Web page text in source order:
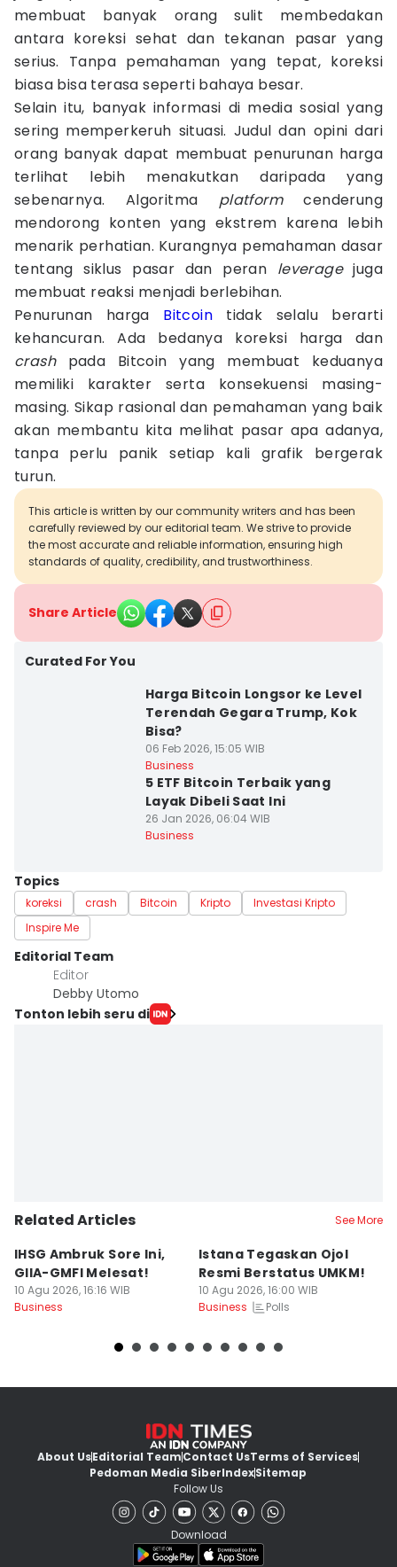
membuat banyak orang sulit membedakan
antara koreksi sehat dan tekanan pasar yang
serius. Tanpa pemahaman yang tepat, koreksi
biasa bisa terasa seperti bahaya besar.
Selain itu, banyak informasi di media sosial yang
sering memperkeruh situasi. Judul dan opini dari
orang banyak dapat membuat penurunan harga
terlihat lebih menakutkan daripada yang
sebenarnya. Algoritma platformcenderung
mendorong konten yang ekstrem karena lebih
menarik perhatian. Kurangnya pemahaman dasar
tentang siklus pasar dan peran leveragejuga
membuat reaksi menjadi berlebihan.
Penurunan harga Bitcointidak selalu berarti
kehancuran. Ada bedanya koreksi harga dan
crash pada Bitcoin yang membuat keduanya
memiliki karakter serta konsekuensi masing-
masing. Sikap rasional dan pemahaman yang baik
akan membantu kita melihat pasar apa adanya,
tanpa perlu panik setiap kali grafik bergerak
turun.
This article is written by our community writers and has been
carefully reviewed by our editorial team. We strive to provide
the most accurate and reliable information, ensuring high
standards of quality, credibility, and trustworthiness.
Share Article
Curated For You
Harga Bitcoin Longsor ke Level
Terendah Gegara Trump, Kok
Bisa?
06 Feb 2026, 15:05 WIB
Business
5 ETF Bitcoin Terbaik yang
Layak Dibeli Saat Ini
26 Jan 2026, 06:04 WIB
Business
Topics
koreksi crash Bitcoin Kripto
Investasi Kripto
Inspire Me
Editorial Team
Editor
Debby Utomo
Tonton lebih seru di
Related Articles See More
IHSG Ambruk Sore Ini,
GIIA-GMFI Melesat!
10 Agu 2026, 16:16 WIB
Business
Istana Tegaskan Ojol
Resmi Berstatus UMKM!
10 Agu 2026, 16:00 WIB
Business
Polls
About UsEditorial TeamContact UsTerms of Services
Pedoman Media SiberIndexSitemap
Follow Us
Download